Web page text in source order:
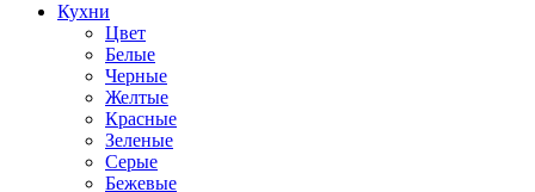
Кухни
Цвет
Белые
Черные
Желтые
Красные
Зеленые
Серые
Бежевые